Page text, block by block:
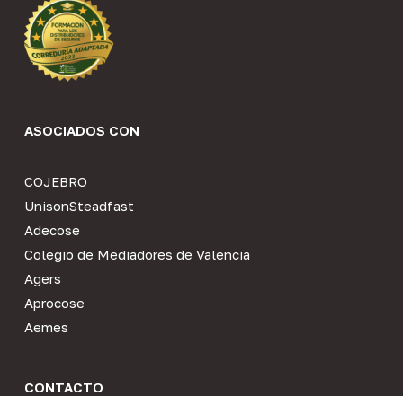
ASOCIADOS CON
COJEBRO
UnisonSteadfast
Adecose
Colegio de Mediadores de Valencia
Agers
Aprocose
Aemes
CONTACTO